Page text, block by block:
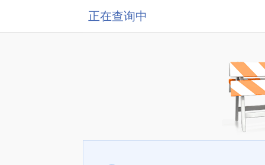
正在查询中